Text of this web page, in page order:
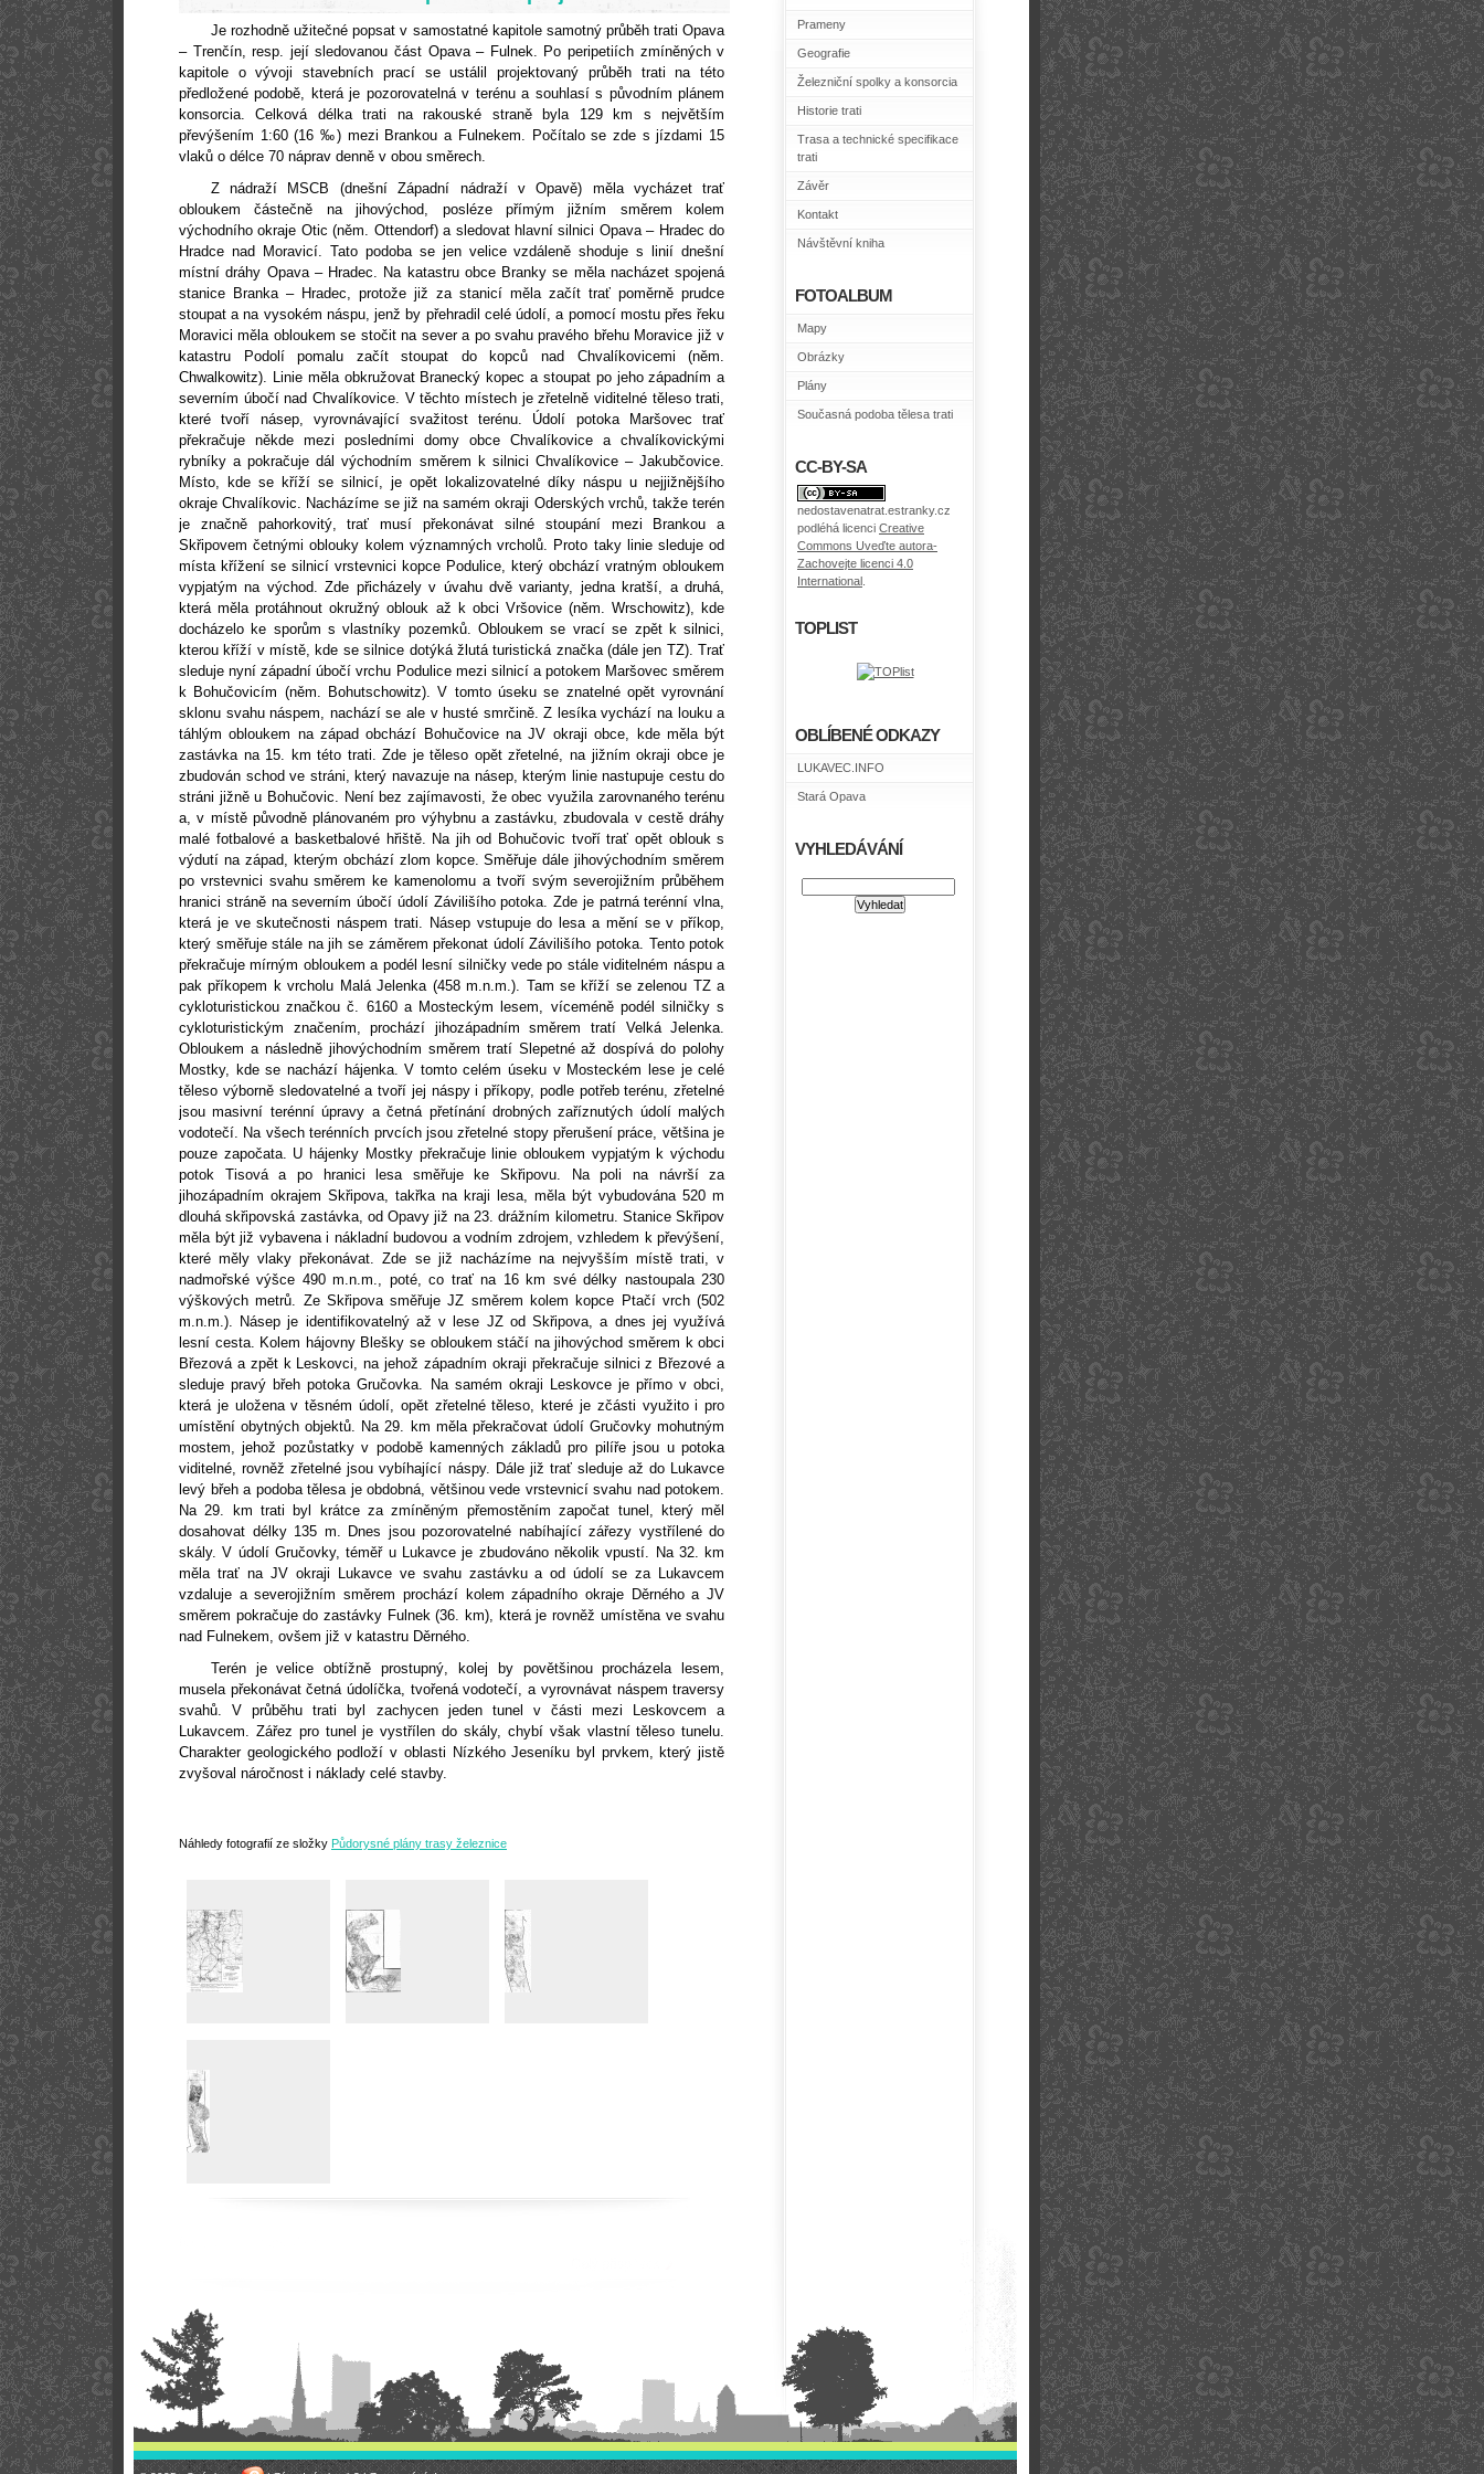
Je rozhodně užitečné popsat v samostatné kapitole samotný průběh trati Opava
– Trenčín, resp. její sledovanou část Opava – Fulnek. Po peripetiích zmíněných v
kapitole o vývoji stavebních prací se ustálil projektovaný průběh trati na této
předložené podobě, která je pozorovatelná v terénu a souhlasí s původním plánem
konsorcia.Celková délka trati na rakouské straně byla 129 km s největším
převýšením 1:60 (16 ‰) mezi Brankou a Fulnekem. Počítalo se zde s jízdami 15
vlaků o délce 70 náprav denně v obou směrech.
Z nádraží MSCB (dnešní Západní nádraží v Opavě) měla vycházet trať
obloukem částečně na jihovýchod, posléze přímým jižním směrem kolem
východního okraje Otic (něm. Ottendorf) a sledovat hlavní silnici Opava – Hradec do
Hradce nad Moravicí. Tato podoba se jen velice vzdáleně shoduje s linií dnešní
místní dráhy Opava – Hradec. Na katastru obce Branky se měla nacházet spojená
stanice Branka – Hradec, protože již za stanicí měla začít trať poměrně prudce
stoupat a na vysokém náspu, jenž by přehradil celé údolí, a pomocí mostu přes řeku
Moravici měla obloukem se stočit na sever a po svahu pravého břehu Moravice již v
katastru Podolí pomalu začít stoupat do kopců nad Chvalíkovicemi (něm.
Chwalkowitz). Linie měla obkružovat Branecký kopec a stoupat po jeho západním a
severním úbočí nad Chvalíkovice. V těchto místech je zřetelně viditelné těleso trati,
které tvoří
násep, vyrovnávající
svažitost terénu. Údolí potoka Maršovec trať
překračuje někde mezi posledními domy obce Chvalíkovice a chvalíkovickými
rybníky a pokračuje dál východním směrem k silnici Chvalíkovice – Jakubčovice.
Místo, kde se kříží se silnicí, je opět lokalizovatelné díky náspu u nejjižnějšího
okraje Chvalíkovic. Nacházíme se již na samém okraji Oderských vrchů, takže terén
je značně pahorkovitý, trať musí překonávat silné stoupání mezi Brankou a
Skřipovem četnými oblouky kolem významných vrcholů. Proto taky linie sleduje od
místa křížení se silnicí vrstevnici kopce Podulice, který obchází vratným obloukem
vypjatým na východ. Zde přicházely v úvahu dvě varianty, jedna kratší, a druhá,
která měla protáhnout okružný oblouk až k obci Vršovice (něm. Wrschowitz), kde
docházelo ke sporům s vlastníky pozemků. Obloukem se vrací se zpět k silnici,
kterou kříží v místě, kde se silnice dotýká žlutá turistická značka (dále jen TZ). Trať
sleduje nyní západní úbočí vrchu Podulice mezi silnicí a potokem Maršovec směrem
k Bohučovicím (něm. Bohutschowitz). V tomto úseku se znatelné opět vyrovnání
sklonu svahu náspem, nachází se ale v husté smrčině. Z lesíka vychází na louku a
táhlým obloukem na západ obchází Bohučovice na JV okraji obce, kde měla být
zastávka na 15. km této trati. Zde je těleso opět zřetelné, na jižním okraji obce je
zbudován schod ve stráni, který navazuje na násep, kterým linie nastupuje cestu do
stráni jižně u Bohučovic. Není bez zajímavosti, že obec využila zarovnaného terénu
a, v místě původně plánovaném pro výhybnu a zastávku, zbudovala v cestě dráhy
malé fotbalové a basketbalové hřiště. Na jih od Bohučovic tvoří trať opět oblouk s
výdutí na západ, kterým obchází zlom kopce. Směřuje dále jihovýchodním směrem
po vrstevnici svahu směrem ke kamenolomu a tvoří svým severojižním průběhem
hranici stráně na severním úbočí údolí Závilišího potoka. Zde je patrná terénní vlna,
která je ve skutečnosti náspem trati. Násep vstupuje do lesa a mění se v příkop,
který směřuje stále na jih se záměrem překonat údolí Závilišího potoka. Tento potok
překračuje mírným obloukem a podél lesní silničky vede po stále viditelném náspu a
pak příkopem k vrcholu Malá Jelenka (458 m.n.m.). Tam se kříží se zelenou TZ a
cykloturistickou značkou č. 6160 aMosteckým lesem, víceméně podél silničky s
cykloturistickým značením, prochází jihozápadním směrem tratí Velká Jelenka.
Obloukem a následně jihovýchodním směrem tratí Slepetné až dospívá do polohy
Mostky, kde se nachází hájenka. V tomto celém úseku v Mosteckém lese je celé
těleso výborně sledovatelné a tvoří jej náspy i příkopy, podle potřeb terénu, zřetelné
jsou masivní terénní úpravy a četná přetínání drobných zaříznutých údolí malých
vodotečí. Na všech terénních prvcích jsou zřetelné stopy přerušení práce, většina je
pouze započata. U hájenky Mostky překračuje linie obloukem vypjatým k východu
potok Tisová a po hranici lesa směřuje ke Skřipovu. Na poli na návrší za
jihozápadním okrajem Skřipova, takřka na kraji lesa, měla být vybudována520 m
dlouhá skřipovská zastávka, od Opavy již na 23. drážním kilometru. Stanice Skřipov
měla být již vybavena i nákladní budovou a vodním zdrojem, vzhledem k převýšení,
které měly vlaky překonávat. Zde se již nacházíme na nejvyšším místě trati, v
nadmořské výšce 490 m.n.m., poté, co trať na 16 km své délky nastoupala 230
výškových metrů. Ze Skřipova směřuje JZ směrem kolem kopce Ptačí vrch (502
m.n.m.). Násep je identifikovatelný až v lese JZ od Skřipova, a dnes jej využívá
lesní cesta. Kolem hájovny Blešky se obloukem stáčí na jihovýchod směrem k obci
Březová a zpět k Leskovci, na jehož západním okraji překračuje silnici z Březové a
sleduje pravý břeh potoka Gručovka. Na samém okraji Leskovce je přímo v obci,
která je uložena v těsném údolí, opět zřetelné těleso, které je zčásti využito i pro
umístění obytných objektů. Na29. km měla překračovat údolí Gručovky mohutným
mostem, jehož pozůstatky v podobě kamenných základů pro pilíře jsou u potoka
viditelné, rovněž zřetelné jsou vybíhající náspy. Dále již trať sleduje až do Lukavce
levý břeh a podoba tělesa je obdobná, většinou vede vrstevnicí svahu nad potokem.
Na29. km trati byl krátce za zmíněným přemostěním započat tunel, který měl
dosahovat délky 135 m. Dnes jsou pozorovatelné nabíhající zářezy vystřílené do
skály. V údolí Gručovky, téměř u Lukavce je zbudováno několik vpustí. Na 32. km
měla trať na JV okraji Lukavce ve svahu zastávku a od údolí se za Lukavcem
vzdaluje a severojižním směrem prochází kolem západního okraje Děrného a JV
směrem pokračuje do zastávky Fulnek (36. km), která je rovněž umístěna ve svahu
nad Fulnekem, ovšem již v katastru Děrného.
Terén je velice obtížně prostupný, kolej by povětšinou procházela lesem,
musela překonávat četná údolíčka, tvořená vodotečí, a vyrovnávat náspem traversy
svahů. V průběhu trati byl zachycen jeden tunel v části mezi Leskovcem a
Lukavcem. Zářez pro tunel je vystřílen do skály, chybí však vlastní těleso tunelu.
Charakter geologického podloží v oblasti Nízkého Jeseníku byl prvkem, který jistě
zvyšoval náročnost i náklady celé stavby.
Náhledy fotografií ze složky Půdorysné plány trasy železnice
Prameny
Geografie
Železniční spolky a konsorcia
Historie trati
Trasa a technické specifikace
trati
Závěr
Kontakt
Návštěvní kniha
FOTOALBUM
Mapy
Obrázky
Plány
Současná podoba tělesa trati
CC-BY-SA
nedostavenatrat.estranky.cz
podléhá licenci Creative
Commons Uveďte autora-
Zachovejte licenci 4.0
International
TOPLIST
OBLÍBENÉ ODKAZY
LUKAVEC.INFO
Stará Opava
VYHLEDÁVÁNÍ